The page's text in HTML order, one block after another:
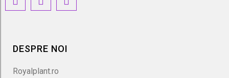
DESPRE NOI
Royalplant.ro